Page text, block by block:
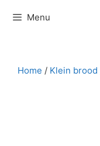
naar
Menu
Home / Klein brood